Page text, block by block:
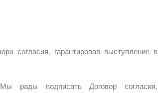
согласия, гарантировав выступление в
рады подписать Договор согласия,